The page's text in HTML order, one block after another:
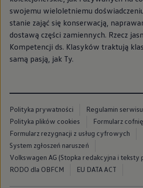
Technologie i
Odwiedź Volkswagen Home
Warto wybrać Volkswagena
Infolinia Volkswagen
Podcast Elektrycznie
Umów się na Serwis
Newsletter ID.
Zapisz się na jazdę próbną
swojemu wieloletniemu
stanie zająć się konserwacją,
dostawą części zamiennych. Rzecz
Kompetencji ds. Klasyków traktują
samą pasją, jak Ty.
Polityka prywatności
Regulamin serwisu
Polityka plików cookies
Formularz
Formularz rezygnacji z usług cyfrowych
System zgłoszeń naruszeń
Volkswagen AG (Stopka redakcyjna i teksty
RODO dla OBFCM
EU DATA ACT